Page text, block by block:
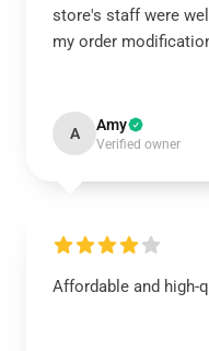
store's staff were
my order
A Amy
Verified owner
Affordable and high-